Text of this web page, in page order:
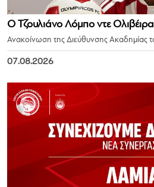
Ο Τζουλιάνο Λόμπο ντε
Ανακοίνωση της Διεύθυνσης Ακαδημίας
07.08.2026